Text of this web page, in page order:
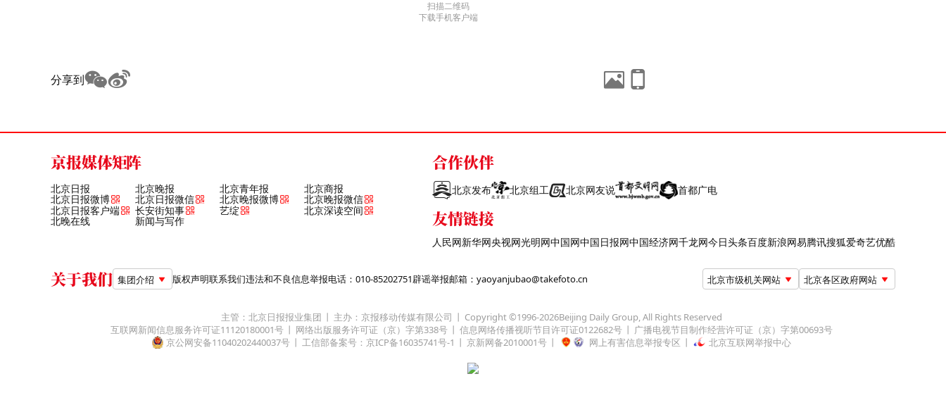
扫描二维码
下载手机客户端
分享到
京报媒体矩阵
北京日报 北京晚报 北京青年报 北京商报
北京日报微博 北京日报微信 北京晚报微博
北京晚报微信
北京日报客户端
长安街知事 艺绽 北京深读空间
北晚在线 新闻与写作
合作伙伴
北京发布 北京组工 北京网友说 首都广电
友情链接
人民网新华网央视网光明网中国网中国日报网中国经济网千龙网今日头条百度新浪网易腾讯搜狐爱奇艺优酷
关于我们 集团介绍 版权声明联系我们违法和不良信息举报电话：010-85202751辟谣举报邮箱：yaoyanjubao@takefoto.cn 北京市级机关网站 北京各区政府网站
主管：北京日报报业集团 主办：京报移动传媒有限公司 Copyright ©1996-2026Beijing Daily Group, All Rights Reserved
互联网新闻信息服务许可证11120180001号
网络出版服务许可证（京）字第338号 信息网络传播视听节目许可证0122682号
广播电视节目制作经营许可证（京）字第00693号
京公网安备11040202440037号
工信部备案号：京ICP备16035741号-1 京新网备2010001号 网上有害信息举报专区 北京互联网举报中心